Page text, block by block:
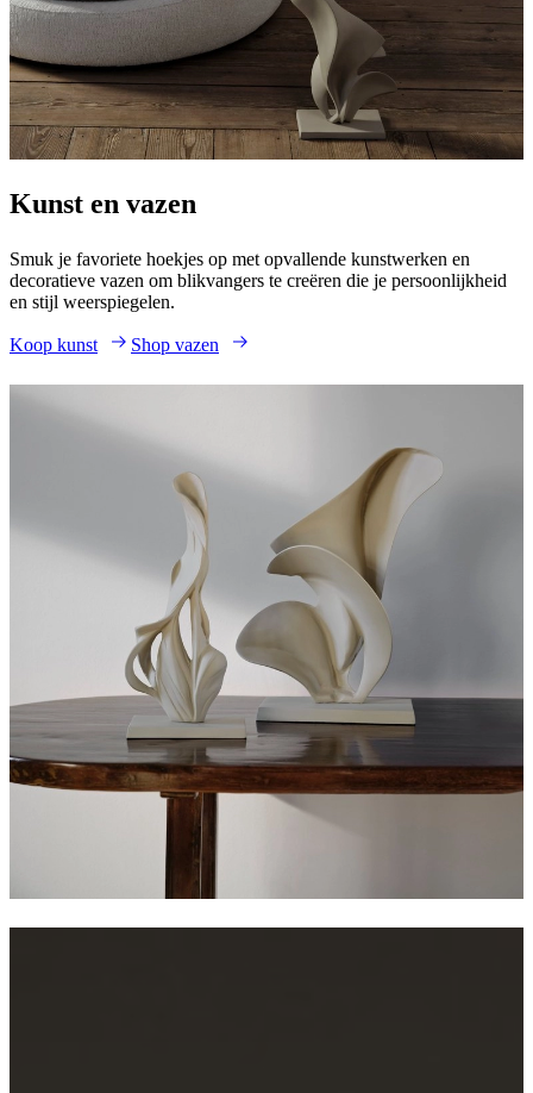
Kunst en vazen
Smuk je favoriete hoekjes op met opvallende kunstwerken en
decoratieve vazen om blikvangers te creëren die je persoonlijkheid
en stijl weerspiegelen.
Koop kunst Shop vazen